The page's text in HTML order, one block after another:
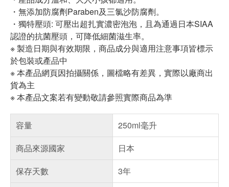
・無添加防腐劑Paraben及三氯沙防腐劑。
・獨特壓頭: 可壓出超扎實濃密泡泡，且為通過日本SIAA
認證的抗菌壓頭，可降低細菌滋生率。
※ 製造日期與有效期限，商品成分與適用注意事項皆標示
於包裝或產品中
※ 本產品網頁因拍攝關係，圖檔略有差異，實際以廠商出
貨為主
※ 本產品文案若有變動敬請參照實際商品為準
容量
250ml毫升
商品來源國家
日本
保存天數
3年